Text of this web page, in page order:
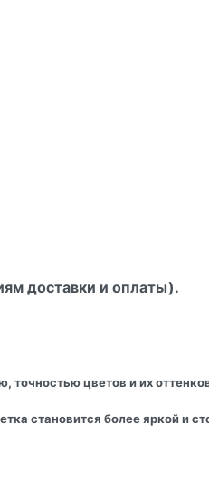
доставки и оплаты).
точностью цветов и их
становится более яркой и